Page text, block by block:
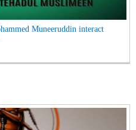
Muneeruddin interact